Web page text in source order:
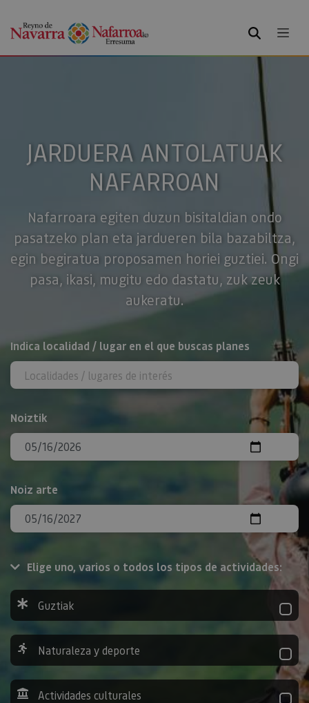
BILATU
JARDUERA ANTOLATUAK
NAFARROAN
Nafarroara egiten duzun bisitaldian ondo
pasatzeko plan eta jardueren bila bazabiltza,
egin begiratua proposamen horiei guztiei. Ongi
pasa, ikasi, mugitu edo dastatu, zuk zeuk
aukeratu.
BILATU
Indica localidad / lugar en el que buscas planes
Noiztik
Noiz arte
Elige uno, varios o todos los tipos de actividades:
Guztiak
Naturaleza y deporte
Actividades culturales